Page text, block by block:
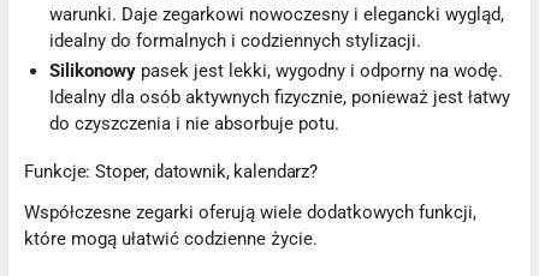
warunki. Daje zegarkowi nowoczesny i elegancki wygląd,
idealny do formalnych i codziennych stylizacji.
Silikonowy pasek jest lekki, wygodny i odporny na wodę.
Idealny dla osób aktywnych fizycznie, ponieważ jest łatwy
do czyszczenia i nie absorbuje potu.
Funkcje: Stoper, datownik, kalendarz?
Współczesne zegarki oferują wiele dodatkowych funkcji,
które mogą ułatwić codzienne życie.